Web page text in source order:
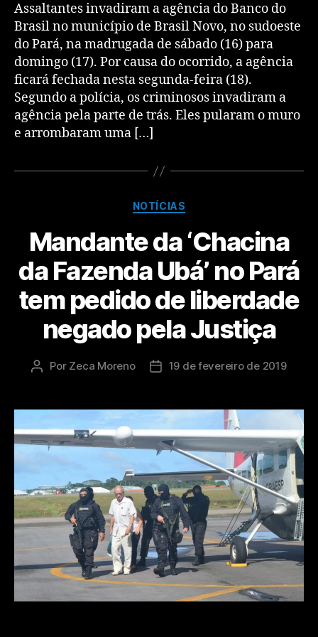
Assaltantes invadiram a agência do Banco do
Brasil no município de Brasil Novo, no sudoeste
do Pará, na madrugada de sábado (16) para
domingo (17). Por causa do ocorrido, a agência
ficará fechada nesta segunda-feira (18).
Segundo a polícia, os criminosos invadiram a
agência pela parte de trás. Eles pularam o muro
e arrombaram uma […]
NOTÍCIAS
Mandante da ‘Chacina
da Fazenda Ubá’ no Pará
tem pedido de liberdade
negado pela Justiça
Por Zeca Moreno 19 de fevereiro de 2019